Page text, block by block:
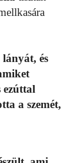
és
a szemét,